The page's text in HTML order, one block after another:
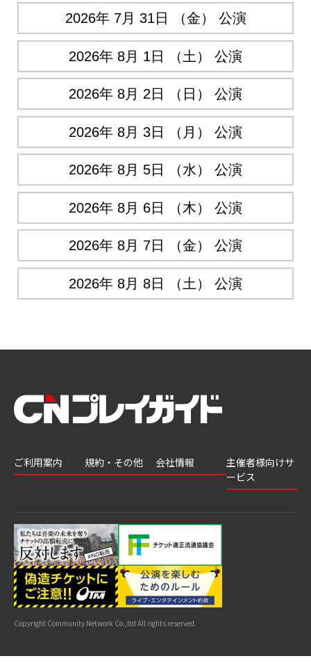
2026年 7月 31日 （金） 公演
2026年 8月 1日 （土） 公演
2026年 8月 2日 （日） 公演
2026年 8月 3日 （月） 公演
2026年 8月 5日 （水） 公演
2026年 8月 6日 （木） 公演
2026年 8月 7日 （金） 公演
2026年 8月 8日 （土） 公演
ご利用案内
結果
よくあるご質問
はじめてガイド
公演中止・変更
サイトマップ
規約・その他
利用規約
特商法に基づく
表示
カスタマーハラ
スメントへの対
応指針
会社情報
主催者様向けサ
ービス
Copyright Community Network Co.,ltd All rights reserved.